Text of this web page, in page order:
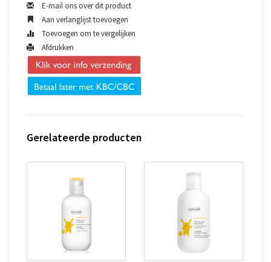
E-mail ons over dit product
Aan verlanglijst toevoegen
Toevoegen om te vergelijken
Afdrukken
Gerelateerde producten